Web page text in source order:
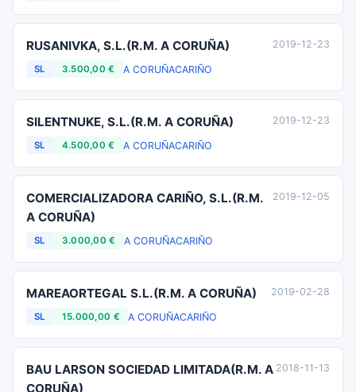
RUSANIVKA, S.L.(R.M. A CORUÑA)
SL 3.500,00 € A CORUÑACARIÑO
2019-12-23
SILENTNUKE, S.L.(R.M. A CORUÑA)
SL 4.500,00 € A CORUÑACARIÑO
2019-12-23
COMERCIALIZADORA CARIÑO, S.L.(R.M.
A CORUÑA)
SL 3.000,00 € A CORUÑACARIÑO
2019-12-05
MAREAORTEGAL S.L.(R.M. A CORUÑA)
SL 15.000,00 € A CORUÑACARIÑO
2019-02-28
BAU LARSON SOCIEDAD LIMITADA(R.M. A
CORUÑA)
2018-11-13